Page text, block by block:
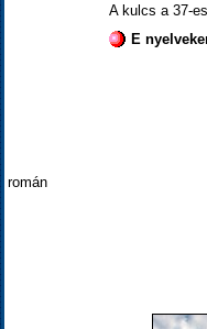
A kulcs a 37-
E
román